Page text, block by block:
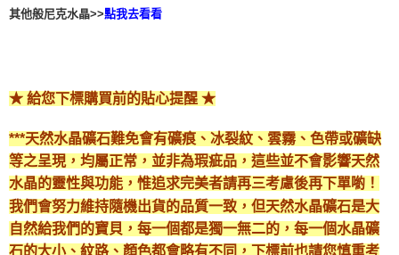
其他般尼克水晶>>點我去看看
★ 給您下標購買前的貼心提醒 ★
***天然水晶礦石難免會有礦痕、冰裂紋、雲霧、色帶或礦缺
等之呈現，均屬正常，並非為瑕疵品，這些並不會影響天然
水晶的靈性與功能，惟追求完美者請再三考慮後再下單喲！
我們會努力維持隨機出貨的品質一致，但天然水晶礦石是大
自然給我們的寶貝，每一個都是獨一無二的，每一個水晶礦
石的大小、紋路、顏色都會略有不同，下標前也請您慎重考